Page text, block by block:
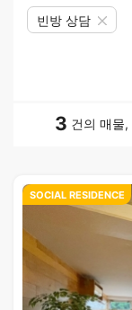
빈방 상담
3 건의 매물,
SOCIAL RESIDENCE